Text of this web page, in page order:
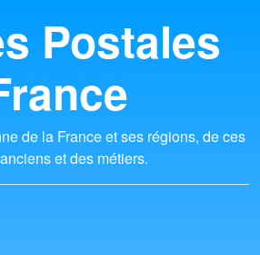
Postales
de la France et ses régions, de ces
et des métiers.